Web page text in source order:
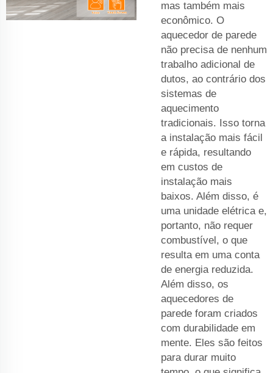
mas também mais
econômico. O
aquecedor de parede
não precisa de nenhum
trabalho adicional de
dutos, ao contrário dos
sistemas de
aquecimento
tradicionais. Isso torna
a instalação mais fácil
e rápida, resultando
em custos de
instalação mais
baixos. Além disso, é
uma unidade elétrica e,
portanto, não requer
combustível, o que
resulta em uma conta
de energia reduzida.
Além disso, os
aquecedores de
parede foram criados
com durabilidade em
mente. Eles são feitos
para durar muito